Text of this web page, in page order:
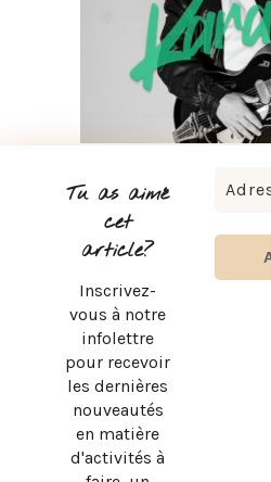
Tu as aimé
cet
article?
Inscrivez-
vous à notre
infolettre
pour recevoir
les dernières
nouveautés
en matière
d'activités à